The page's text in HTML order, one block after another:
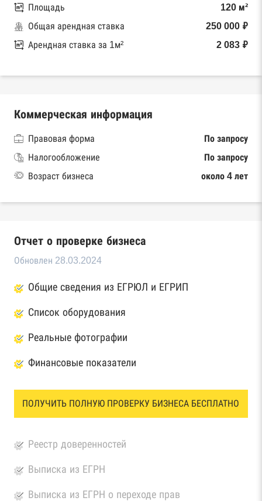
Площадь
120 м²
Общая арендная ставка
250 000 ₽
Арендная ставка за 1м²
2 083 ₽
Коммерческая информация
Правовая форма
По запросу
Налогообложение
По запросу
Возраст бизнеса
около 4 лет
Отчет о проверке бизнеса
Обновлен 28.03.2024
Общие сведения из ЕГРЮЛ и ЕГРИП
Список оборудования
Реальные фотографии
Финансовые показатели
ПОЛУЧИТЬ ПОЛНУЮ ПРОВЕРКУ БИЗНЕСА БЕСПЛАТНО
Реестр доверенностей
Выписка из ЕГРН
Выписка из ЕГРН о переходе прав